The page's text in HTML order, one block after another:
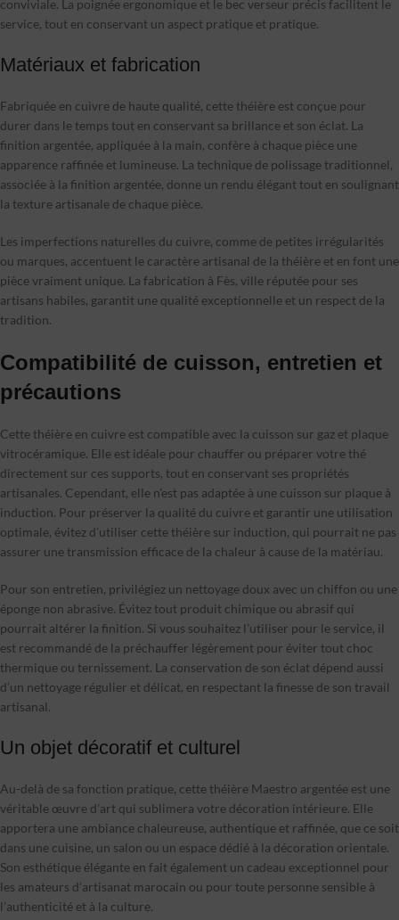
conviviale. La poignée ergonomique et le bec verseur précis facilitent le
service, tout en conservant un aspect pratique et pratique.
Matériaux et fabrication
Fabriquée en cuivre de haute qualité, cette théière est conçue pour
durer dans le temps tout en conservant sa brillance et son éclat. La
finition argentée, appliquée à la main, confère à chaque pièce une
apparence raffinée et lumineuse. La technique de polissage traditionnel,
associée à la finition argentée, donne un rendu élégant tout en soulignant
la texture artisanale de chaque pièce.
Les imperfections naturelles du cuivre, comme de petites irrégularités
ou marques, accentuent le caractère artisanal de la théière et en font une
pièce vraiment unique. La fabrication à Fès, ville réputée pour ses
artisans habiles, garantit une qualité exceptionnelle et un respect de la
tradition.
Compatibilité de cuisson, entretien et
précautions
Cette théière en cuivre est compatible avec la cuisson sur gaz et plaque
vitrocéramique. Elle est idéale pour chauffer ou préparer votre thé
directement sur ces supports, tout en conservant ses propriétés
artisanales. Cependant, elle n’est pas adaptée à une cuisson sur plaque à
induction. Pour préserver la qualité du cuivre et garantir une utilisation
optimale, évitez d’utiliser cette théière sur induction, qui pourrait ne pas
assurer une transmission efficace de la chaleur à cause de la matériau.
Pour son entretien, privilégiez un nettoyage doux avec un chiffon ou une
éponge non abrasive. Évitez tout produit chimique ou abrasif qui
pourrait altérer la finition. Si vous souhaitez l’utiliser pour le service, il
est recommandé de la préchauffer légèrement pour éviter tout choc
thermique ou ternissement. La conservation de son éclat dépend aussi
d’un nettoyage régulier et délicat, en respectant la finesse de son travail
artisanal.
Un objet décoratif et culturel
Au-delà de sa fonction pratique, cette théière Maestro argentée est une
véritable œuvre d’art qui sublimera votre décoration intérieure. Elle
apportera une ambiance chaleureuse, authentique et raffinée, que ce soit
dans une cuisine, un salon ou un espace dédié à la décoration orientale.
Son esthétique élégante en fait également un cadeau exceptionnel pour
les amateurs d’artisanat marocain ou pour toute personne sensible à
l’authenticité et à la culture.